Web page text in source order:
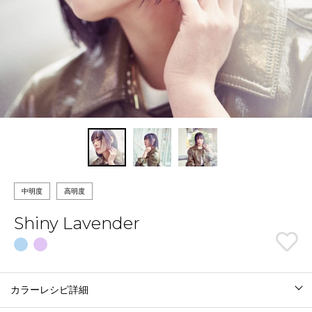
中明度 高明度
Shiny Lavender
カラーレシピ詳細